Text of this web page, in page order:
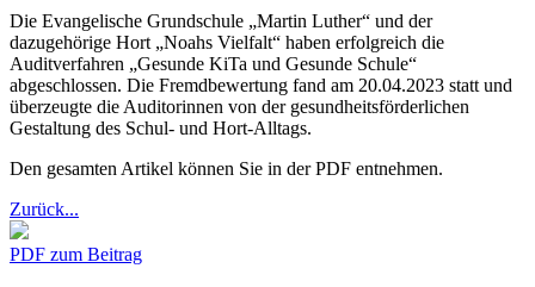
Die Evangelische Grundschule „Martin Luther“ und der
dazugehörige Hort „Noahs Vielfalt“ haben erfolgreich die
Auditverfahren „Gesunde KiTa und Gesunde Schule“
abgeschlossen. Die Fremdbewertung fand am 20.04.2023 statt und
überzeugte die Auditorinnen von der gesundheitsförderlichen
Gestaltung des Schul- und Hort-Alltags.
Den gesamten Artikel können Sie in der PDF entnehmen.
Zurück...
PDF zum Beitrag